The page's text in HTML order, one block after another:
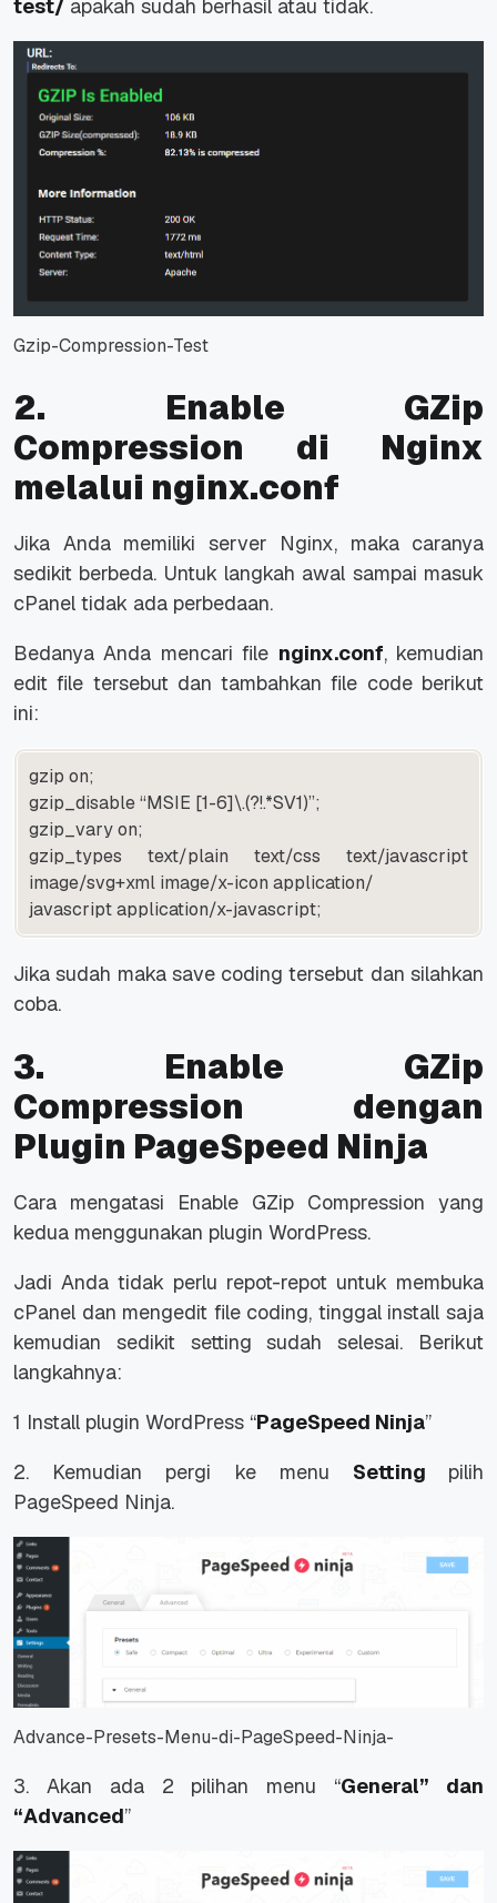
test/ apakah sudah berhasil atau tidak.
Gzip-Compression-Test
2. Enable GZip
Compression di Nginx
melalui nginx.conf
Jika Anda memiliki server Nginx, maka caranya
sedikit berbeda. Untuk langkah awal sampai masuk
cPanel tidak ada perbedaan.
Bedanya Anda mencari file nginx.conf, kemudian
edit file tersebut dan tambahkan file code berikut
ini:
gzip on;
gzip_disable “MSIE [1-6]\.(?!.*SV1)”;
gzip_vary on;
gzip_types text/plain text/css text/javascript
image/svg+xml image/x-icon application/
javascript application/x-javascript;
Jika sudah maka save coding tersebut dan silahkan
coba.
3. Enable GZip
Compression dengan
Plugin PageSpeed Ninja
Cara mengatasi Enable GZip Compression yang
kedua menggunakan plugin WordPress.
Jadi Anda tidak perlu repot-repot untuk membuka
cPanel dan mengedit file coding, tinggal install saja
kemudian sedikit setting sudah selesai. Berikut
langkahnya:
1 Install plugin WordPress “PageSpeed Ninja”
2. Kemudian pergi ke menu Setting pilih
PageSpeed Ninja.
Advance-Presets-Menu-di-PageSpeed-Ninja-
3. Akan ada 2 pilihan menu “General” dan
“Advanced”